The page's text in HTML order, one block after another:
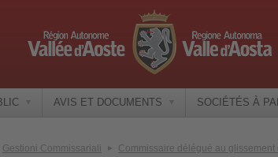
AVIS ET DOCUMENTS SOCIÉTÉS À
Gestioni Commissariali
Commissaire délégué au glissement